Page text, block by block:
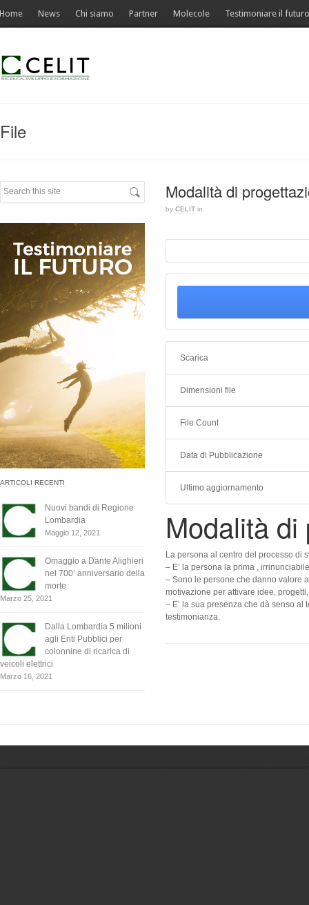
Home News Chi siamo Partner Molecole Testimoniare il futuro
File
ARTICOLI RECENTI
Nuovi bandi di Regione
Lombardia
Maggio 12, 2021
Omaggio a Dante Alighieri
nel 700’ anniversario della
morte
Marzo 25, 2021
Dalla Lombardia 5 milioni
agli Enti Pubblici per
colonnine di ricarica di
veicoli elettrici
Marzo 16, 2021
Modalità di
by CELIT in
Scarica
Dimensioni file
File Count
Data di Pubblicazione
Ultimo aggiornamento
Modalità
La persona al centro del processo di
– E’ la persona la prima ,
– Sono le persone che danno valore
motivazione per attivare idee,
– E’ la sua presenza che dà senso
testimonianza.